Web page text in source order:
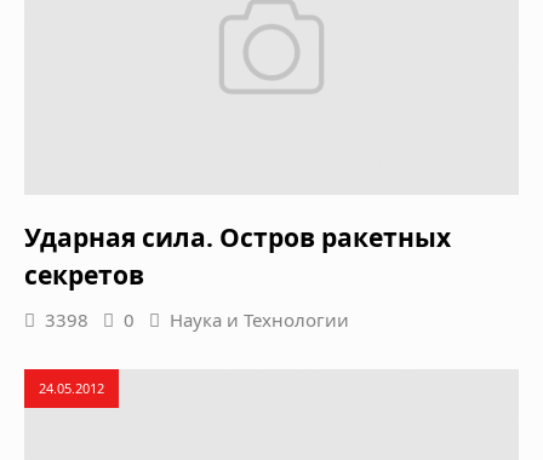
Ударная сила. Остров ракетных
секретов
3398 0 Наука и Технологии
24.05.2012